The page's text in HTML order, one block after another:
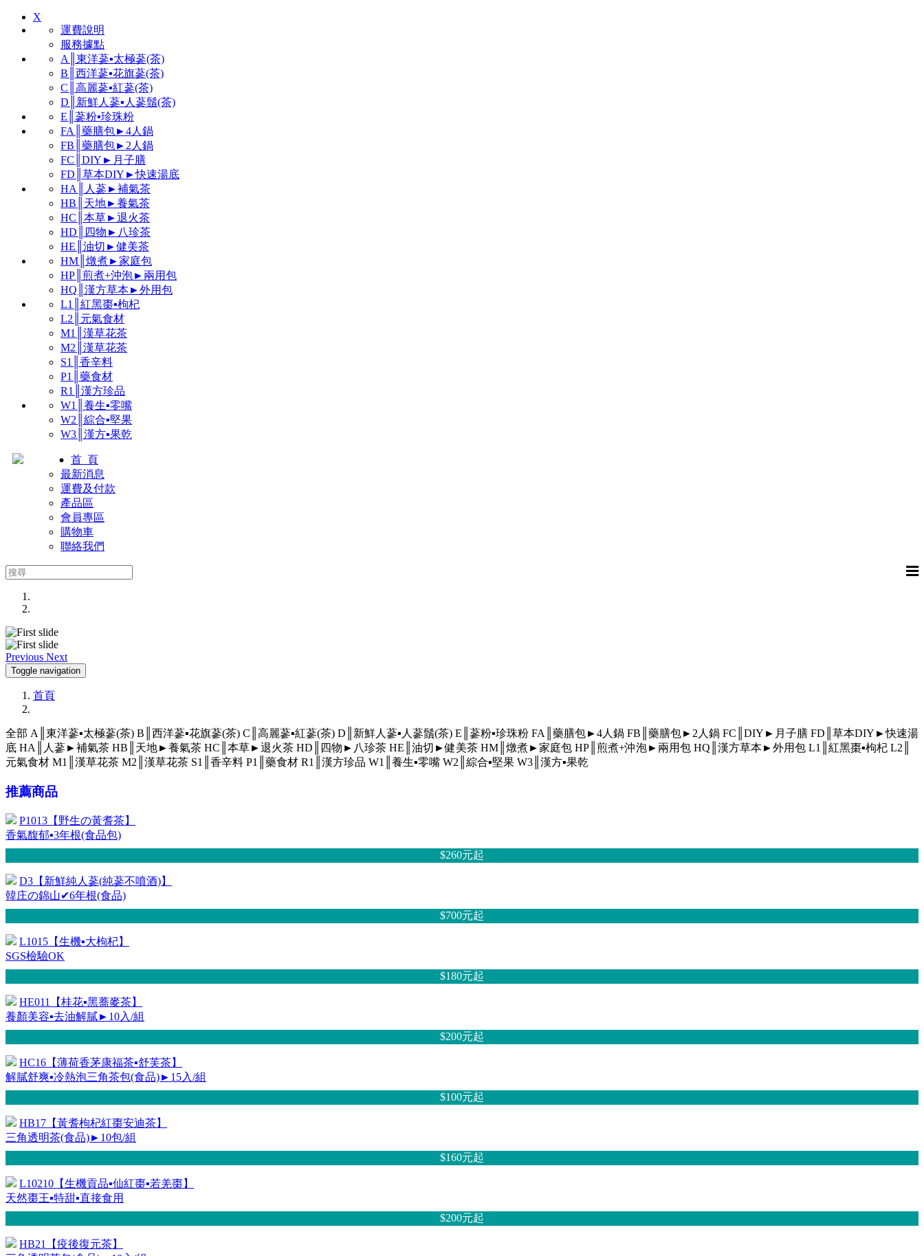
X
運費說明
服務據點
A║東洋蔘▪太極蔘(茶)
B║西洋蔘▪花旗蔘(茶)
C║高麗蔘▪紅蔘(茶)
D║新鮮人蔘▪人蔘鬚(茶)
E║蔘粉▪珍珠粉
FA║藥膳包►4人鍋
FB║藥膳包►2人鍋
FC║DIY►月子膳
FD║草本DIY►快速湯底
HA║人蔘►補氣茶
HB║天地►養氣茶
HC║本草►退火茶
HD║四物►八珍茶
HE║油切►健美茶
HM║燉煮►家庭包
HP║煎煮+沖泡►兩用包
HQ║漢方草本►外用包
L1║紅黑棗▪枸杞
L2║元氣食材
M1║漢草花茶
M2║漢草花茶
S1║香辛料
P1║藥食材
R1║漢方珍品
W1║養生▪零嘴
W2║綜合▪堅果
W3║漢方▪果乾
首 頁
最新消息
運費及付款
產品區
會員專區
購物車
聯絡我們
Previous Next
Toggle navigation
首頁
全部 A║東洋蔘▪太極蔘(茶) B║西洋蔘▪花旗蔘(茶) C║高麗蔘▪紅蔘(茶) D║新鮮人蔘▪人蔘鬚(茶) E║蔘粉▪珍珠粉 FA║藥膳包►4人鍋 FB║藥膳包►2人鍋 FC║DIY►月子膳 FD║草本DIY►快速湯
底 HA║人蔘►補氣茶 HB║天地►養氣茶 HC║本草►退火茶 HD║四物►八珍茶 HE║油切►健美茶 HM║燉煮►家庭包 HP║煎煮+沖泡►兩用包 HQ║漢方草本►外用包 L1║紅黑棗▪枸杞 L2║
元氣食材 M1║漢草花茶 M2║漢草花茶 S1║香辛料 P1║藥食材 R1║漢方珍品 W1║養生▪零嘴 W2║綜合▪堅果 W3║漢方▪果乾
推薦商品
P1013【野生の黃耆茶】
香氣馥郁▪3年根(食品包)
$260元起
D3【新鮮純人蔘(純蔘不噴酒)】
韓庄の錦山✔6年根(食品)
$700元起
L1015【生機▪大枸杞】
SGS檢驗OK
$180元起
HE011【桂花▪黑蕎麥茶】
養顏美容▪去油解膩►10入/組
$200元起
HC16【薄荷香茅康福茶▪舒芙茶】
解膩舒爽▪冷熱泡三角茶包(食品)►15入/組
$100元起
HB17【黃耆枸杞紅棗安迪茶】
三角透明茶(食品)►10包/組
$160元起
L10210【生機貢品▪仙紅棗▪若羌棗】
天然棗王▪特甜▪直接食用
$200元起
HB21【疫後復元茶】